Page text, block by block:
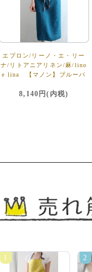
エプロン/リーノ・エ・リー
ナ/リトアニアリネン/麻/lino
e lina 【マノン】ブルーパ
8,140円(内税)
1 2